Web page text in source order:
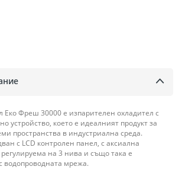
Фреш 30000 е изпарителен охладител с
устройство, което е идеалният продукт за
пространства в индустриална среда.
с LCD контролен панел, с аксиална
регулируема на 3 нива и също така е
водопроводната мрежа.